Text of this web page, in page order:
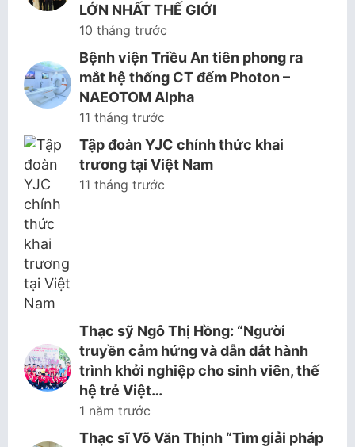
LỚN NHẤT THẾ GIỚI
10 tháng trước
Bệnh viện Triều An tiên phong ra
mắt hệ thống CT đếm Photon –
NAEOTOM Alpha
11 tháng trước
Tập đoàn YJC chính thức khai
trương tại Việt Nam
11 tháng trước
Thạc sỹ Ngô Thị Hồng: “Người
truyền cảm hứng và dẫn dắt hành
trình khởi nghiệp cho sinh viên, thế
hệ trẻ Việt…
1 năm trước
Thạc sĩ Võ Văn Thịnh “Tìm giải pháp